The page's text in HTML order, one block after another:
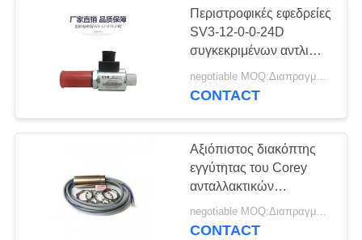
Περιστροφικές εφεδρείες
SV3-12-0-0-24D
συγκεκριμένων αντλιών
βαλβίδων σωληνοειδών
υψηλής αποδοτικότητας
negotiable MOQ:Διαπραγματεύσιμο
CONTACT
Αξιόπιστος διακόπτης
εγγύτητας του Corey
ανταλλακτικών
συγκεκριμένων αντλιών
εύκολος να ελέγξει
negotiable MOQ:Διαπραγματεύσιμο
CONTACT